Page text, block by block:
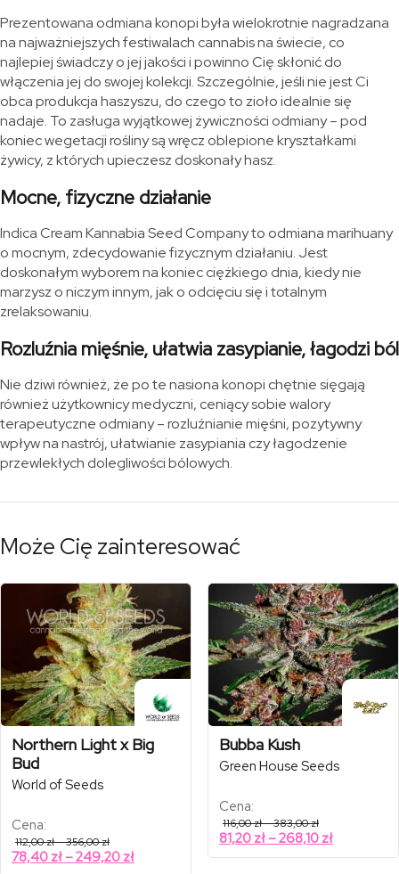
Prezentowana odmiana konopi była wielokrotnie nagradzana
na najważniejszych festiwalach cannabis na świecie, co
najlepiej świadczy o jej jakości i powinno Cię skłonić do
włączenia jej do swojej kolekcji. Szczególnie, jeśli nie jest Ci
obca produkcja haszyszu, do czego to zioło idealnie się
nadaje. To zasługa wyjątkowej żywiczności odmiany – pod
koniec wegetacji rośliny są wręcz oblepione kryształkami
żywicy, z których upieczesz doskonały hasz.
Mocne, fizyczne działanie
Indica Cream Kannabia Seed Company to odmiana marihuany
o mocnym, zdecydowanie fizycznym działaniu. Jest
doskonałym wyborem na koniec ciężkiego dnia, kiedy nie
marzysz o niczym innym, jak o odcięciu się i totalnym
zrelaksowaniu.
Rozluźnia mięśnie, ułatwia zasypianie, łagodzi ból
Nie dziwi również, że po te nasiona konopi chętnie sięgają
również użytkownicy medyczni, ceniący sobie walory
terapeutyczne odmiany – rozluźnianie mięśni, pozytywny
wpływ na nastrój, ułatwianie zasypiania czy łagodzenie
przewlekłych dolegliwości bólowych.
Może Cię zainteresować
Northern Light x Big
Bud
World of Seeds
Cena:
112,00zł–356,00złZakres
cen:
od
78,40 zł –249,20 złZakres
Bubba Kush
Green House Seeds
Cena:
116,00zł–383,00złZakres
cen:
od
116,00 zł
81,20 zł –268,10 złZakres
cen: